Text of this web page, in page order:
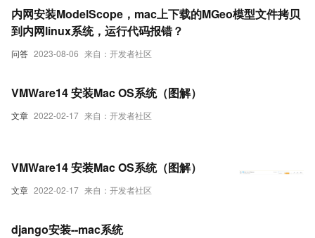
问答 2023-08-06 来自：开发者社区
内网安装ModelScope，mac上下载的MGeo模型文件拷贝
到内网linux系统，运行代码报错？
文章 2022-02-17 来自：开发者社区
VMWare14 安装Mac OS系统（图解）
文章 2022-02-17 来自：开发者社区
VMWare14 安装Mac OS系统（图解）
django安装--mac系统